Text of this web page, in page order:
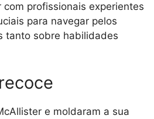
profissionais experientes
para navegar pelos
tanto sobre habilidades
e moldaram a sua